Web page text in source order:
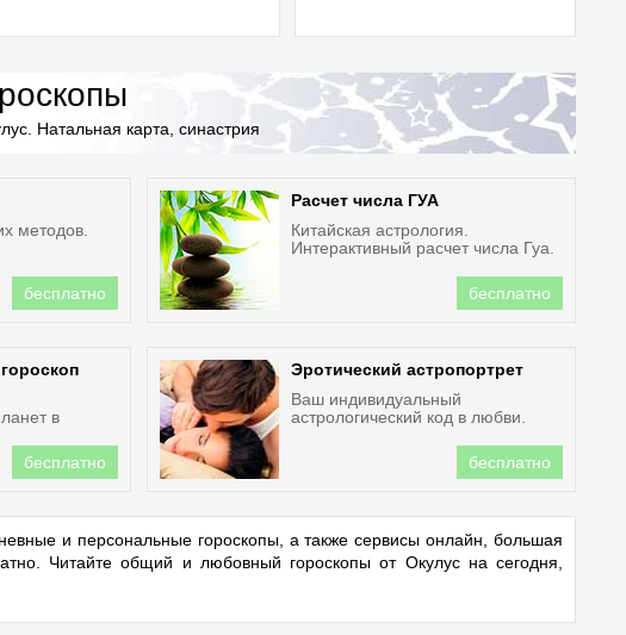
Натальная карта, синастрия
методов.
бесплатно
Расчет числа ГУА
Китайская астрология.
Интерактивный расчет числа Гуа.
бесплатно
в
бесплатно
Эротический астропортрет
Ваш индивидуальный
астрологический код в любви.
бесплатно
и персональные гороскопы, а также сервисы онлайн, большая
Читайте общий и любовный гороскопы от Окулус на сегодня,